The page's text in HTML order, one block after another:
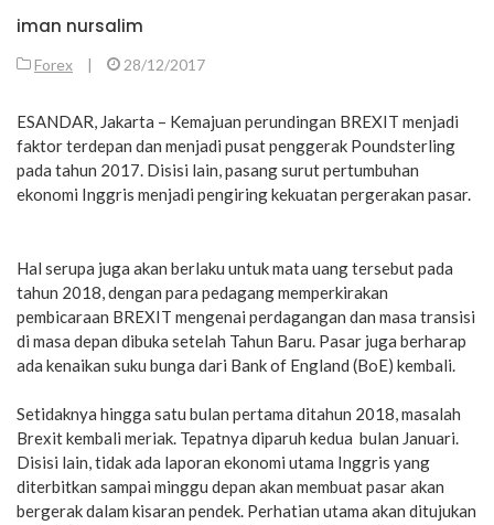
iman nursalim
Forex | 28/12/2017
ESANDAR, Jakarta – Kemajuan perundingan BREXIT menjadi
faktor terdepan dan menjadi pusat penggerak Poundsterling
pada tahun 2017. Disisi lain, pasang surut pertumbuhan
ekonomi Inggris menjadi pengiring kekuatan pergerakan pasar.
Hal serupa juga akan berlaku untuk mata uang tersebut pada
tahun 2018, dengan para pedagang memperkirakan
pembicaraan BREXIT mengenai perdagangan dan masa transisi
di masa depan dibuka setelah Tahun Baru. Pasar juga berharap
ada kenaikan suku bunga dari Bank of England (BoE) kembali.
Setidaknya hingga satu bulan pertama ditahun 2018, masalah
Brexit kembali meriak. Tepatnya diparuh kedua bulan Januari.
Disisi lain, tidak ada laporan ekonomi utama Inggris yang
diterbitkan sampai minggu depan akan membuat pasar akan
bergerak dalam kisaran pendek. Perhatian utama akan ditujukan